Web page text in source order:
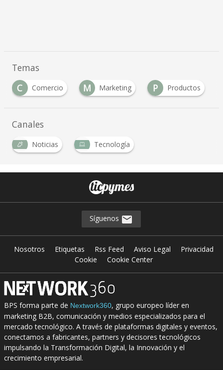
Temas
C
Comercio M Marketing P
Productos
Canales
Noticias
Tecnología
Síguenos
Nosotros Etiquetas Rss Feed Aviso Legal
Privacidad
Cookie
Cookie Center
BPS forma parte de Nextwork360, grupo europeo líder en
marketing B2B, comunicación y medios especializados para el
mercado tecnológico. A través de plataformas digitales y eventos,
conectamos a fabricantes, partners y decisores tecnológicos
impulsando la Transformación Digital, la Innovación y el
crecimiento empresarial.